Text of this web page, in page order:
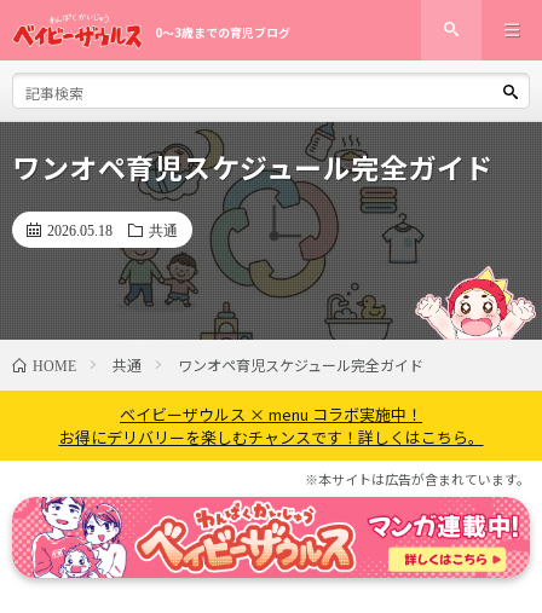
0〜3歳までの育児ブログ
ワンオペ育児スケジュール完全ガイド
2026.05.18 共通
HOME 共通 ワンオペ育児スケジュール完全ガイド
ベイビーザウルス × menu コラボ実施中！
お得にデリバリーを楽しむチャンスです！詳しくはこちら。
※本サイトは広告が含まれています。